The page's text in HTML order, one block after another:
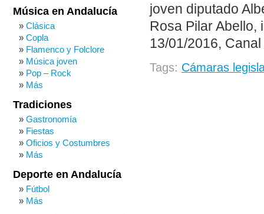
joven diputado
Rosa Pilar Abello,
13/01/2016,
Tags: Cámaras
Música en Andalucía
Clásica
Copla
Flamenco y Folclore
Música joven
Pop – Rock
Más
Tradiciones
Gastronomía
Fiestas
Oficios y Costumbres
Más
Deporte en Andalucía
Fútbol
Más